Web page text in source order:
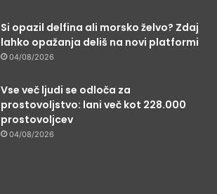
Si opazil delfina ali morsko želvo? Zdaj
lahko opažanja deliš na novi platformi
04/08/2026
Vse več ljudi se odloča za
prostovoljstvo: lani več kot 228.000
prostovoljcev
04/08/2026